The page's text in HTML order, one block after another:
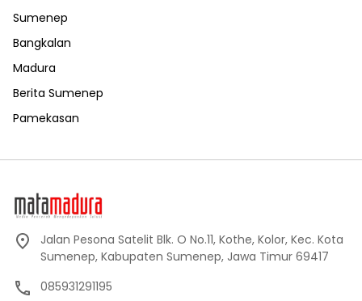
Sumenep
Bangkalan
Madura
Berita Sumenep
Pamekasan
Jalan Pesona Satelit Blk. O No.11, Kothe, Kolor, Kec. Kota
Sumenep, Kabupaten Sumenep, Jawa Timur 69417
085931291195